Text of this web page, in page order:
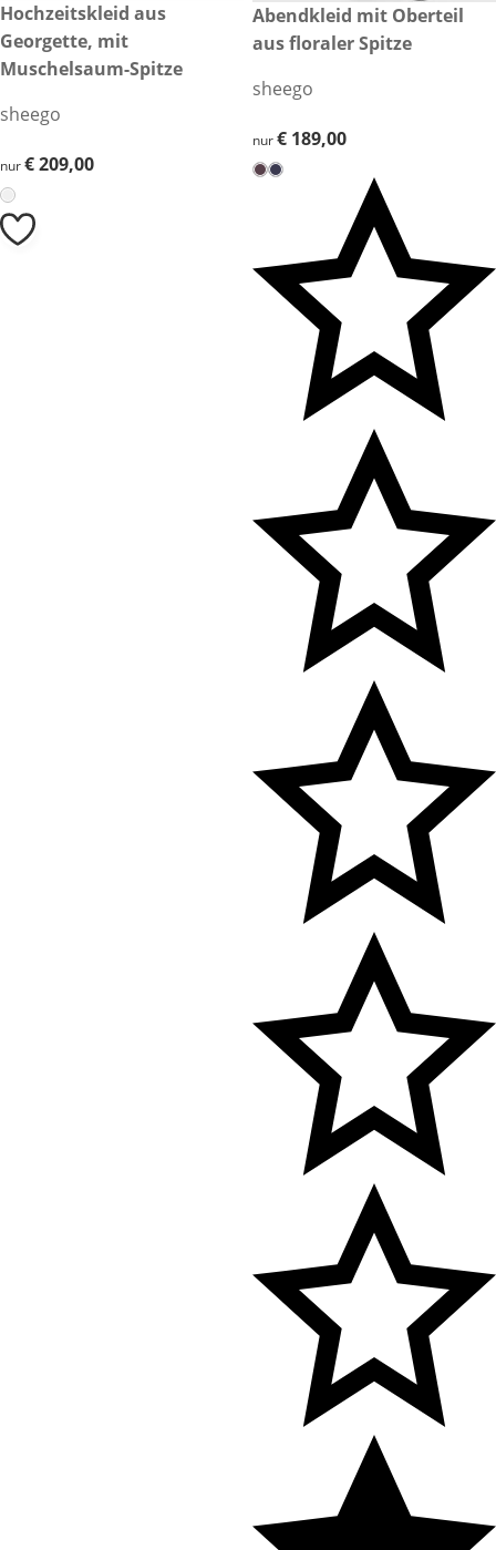
€ 209,00
Hochzeitskleid aus
Georgette, mit
Muschelsaum-Spitze
sheego
€ 209,00
nur€ 209,00
€ 189,00
Abendkleid mit Oberteil
aus floraler Spitze
sheego
€ 189,00
nur€ 189,00